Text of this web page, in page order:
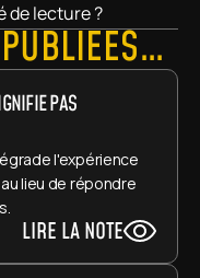
de lecture ?
PAS
l'expérience
lieu de répondre
LIRE LA NOTE